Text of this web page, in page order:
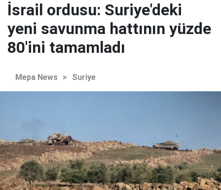
İsrail ordusu: Suriye'deki
yeni savunma hattının yüzde
80'ini tamamladı
Mepa News > Suriye